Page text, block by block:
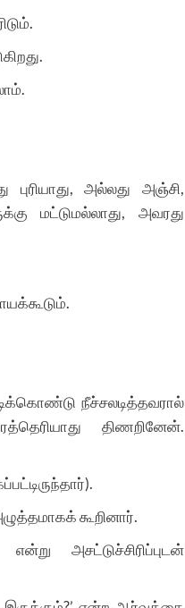
அல்லது அஞ்சி,
மட்டுமல்லாது, அவரது
நீச்சலடித்தவரால்
திணறினேன்.
கூறினார்.
அசட்டுச்சிரிப்புடன்